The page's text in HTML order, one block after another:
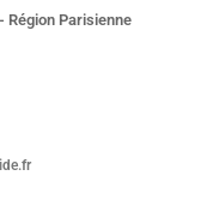
Région Parisienne